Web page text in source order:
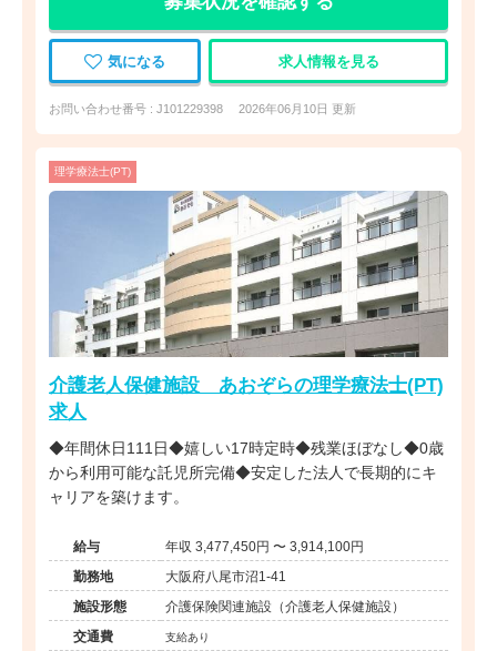
気になる 求人情報を見る
お問い合わせ番号 : J101229398 2026年06月10日 更新
理学療法士(PT)
介護老人保健施設 あおぞらの理学療法士(PT)
求人
◆年間休日111日◆嬉しい17時定時◆残業ほぼなし◆0歳
から利用可能な託児所完備◆安定した法人で長期的にキ
ャリアを築けます。
給与
年収 3,477,450円 〜 3,914,100円
勤務地
大阪府八尾市沼1-41
施設形態
介護保険関連施設（介護老人保健施設）
交通費
支給あり